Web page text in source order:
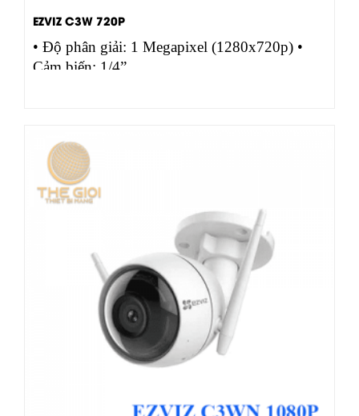
EZVIZ C3W 720P
• Độ phân giải: 1 Megapixel (1280x720p) •
Cảm biến: 1/4”…